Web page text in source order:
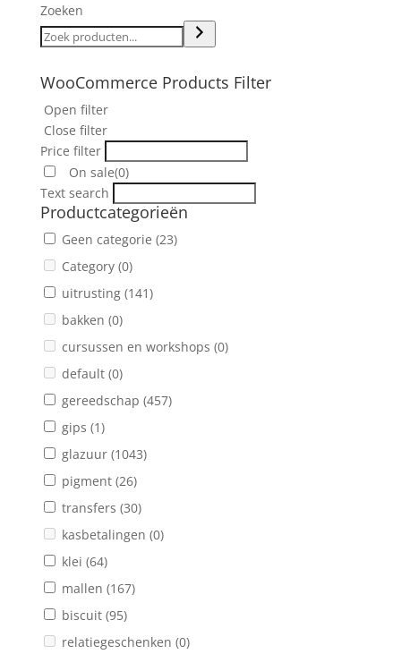
Zoeken
WooCommerce Products Filter
Open filter
Close filter
Price filter
On sale(0)
Text search
Productcategorieën
Geen categorie (23)
Category (0)
uitrusting (141)
bakken (0)
cursussen en workshops (0)
default (0)
gereedschap (457)
gips (1)
glazuur (1043)
pigment (26)
transfers (30)
kasbetalingen (0)
klei (64)
mallen (167)
biscuit (95)
relatiegeschenken (0)